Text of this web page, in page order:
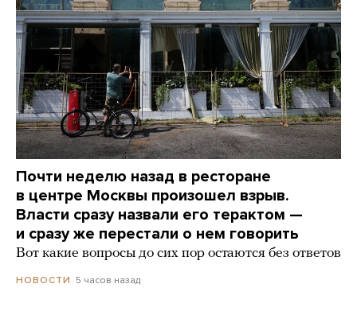
Почти неделю назад в ресторане
в центре Москвы произошел взрыв.
Власти сразу назвали его терактом —
и сразу же перестали о нем говорить
Вот какие вопросы до сих пор остаются без ответов
НОВОСТИ 5 часов назад